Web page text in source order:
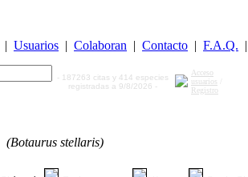
| Usuarios | Colaboran | Contacto | F.A.Q. |
- 187263 citas y 414 especies
registradas a 9/8/2026 -
Acceso
usuarios
Registro
(Botaurus stellaris)